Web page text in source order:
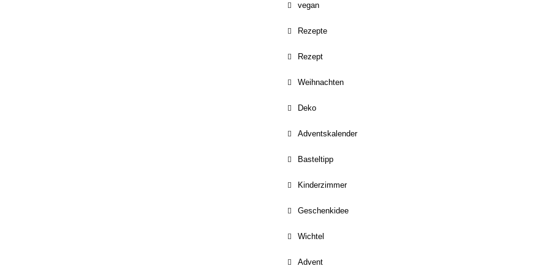
vegan
Rezepte
Rezept
Weihnachten
Deko
Adventskalender
Basteltipp
Kinderzimmer
Geschenkidee
Wichtel
Advent